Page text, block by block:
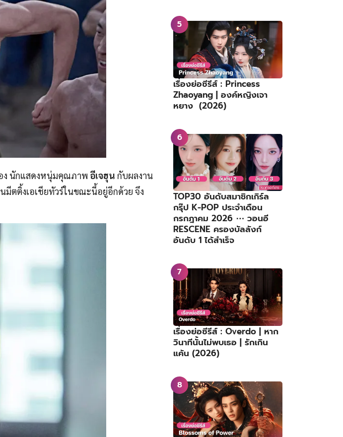
ง นักแสดงหนุ่มคุณภาพ อีเจฮุน กับผลงาน
มีตติ้งเอเชียทัวร์ในขณะนี้อยู่อีกด้วย จึง
เรื่องย่อซีรีส์ : Princess
Zhaoyang | องค์หญิงเจา
หยาง (2026)
TOP30 อันดับสมาชิกเกิร์ล
กรุ๊ป K-POP ประจำเดือน
กรกฎาคม 2026 ⋯ วอนอี
RESCENE ครองบัลลังก์
อันดับ 1 ได้สำเร็จ
เรื่องย่อซีรีส์ : Overdo | หาก
วินาทีนั้นไม่พบเธอ | รักเกิน
แค้น (2026)